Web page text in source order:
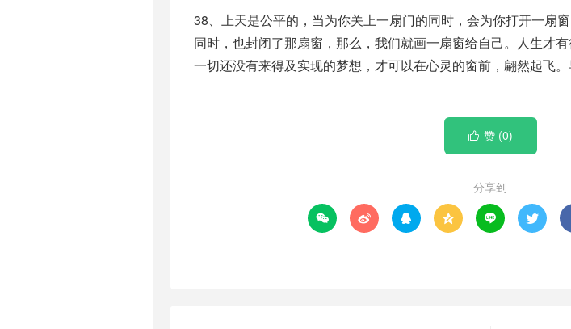
38、上天是公平的，当为你关上一扇门的同时，会为你打开一扇
同时，也封闭了那扇窗，那么，我们就画一扇窗给自己。人生才
一切还没有来得及实现的梦想，才可以在心灵的窗前，翩然起飞。
 赞 (0)
分享到
     